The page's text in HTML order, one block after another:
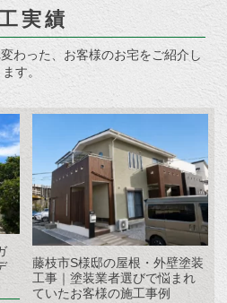
実績
わった、お客様のお宅をご紹介し
ます。
藤枝市S様邸の屋根・外壁塗装
工事｜塗装業者選びで悩まれ
ていたお客様の施工事例